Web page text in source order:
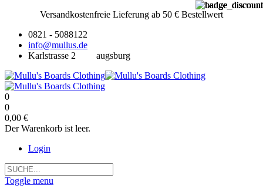
Versandkostenfreie Lieferung ab 50 € Bestellwert
0821 - 5088122
info@mullus.de
Karlstrasse 2
augsburg
0
0
0,00 €
Der Warenkorb ist leer.
Login
Toggle menu